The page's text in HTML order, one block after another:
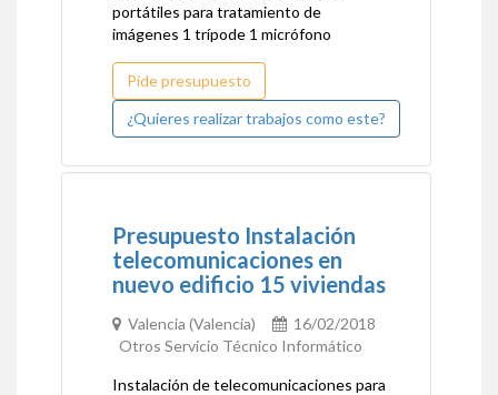
portátiles para tratamiento de
imágenes 1 trípode 1 micrófono
Pide presupuesto
¿Quieres realizar trabajos como este?
Presupuesto Instalación
telecomunicaciones en
nuevo edificio 15 viviendas
Valencia (Valencia)
16/02/2018
Otros Servicio Técnico Informático
Instalación de telecomunicaciones para